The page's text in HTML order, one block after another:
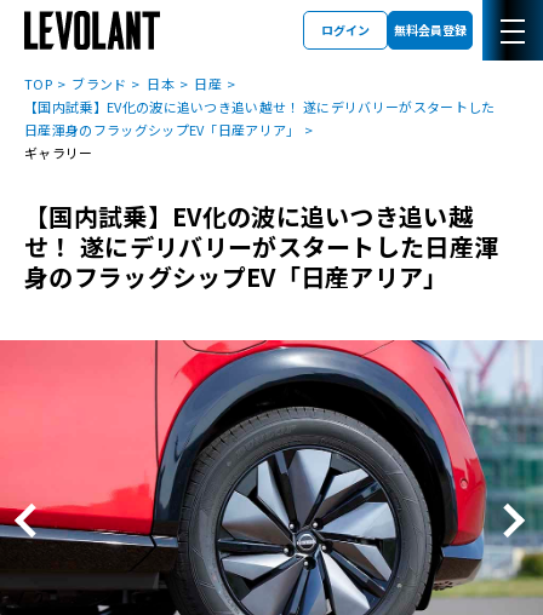
ログイン 無料会員登録
TOP ブランド 日本
日産
【国内試乗】EV化の波に追いつき追い越せ！ 遂にデリバリーがスタートした
日産渾身のフラッグシップEV「日産アリア」
ギャラリー
【国内試乗】EV化の波に追いつき追い越
せ！ 遂にデリバリーがスタートした日産渾
身のフラッグシップEV「日産アリア」